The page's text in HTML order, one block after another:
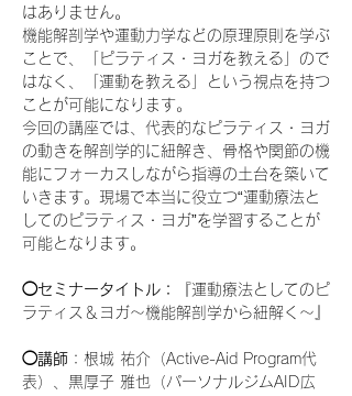
はありません。
機能解剖学や運動力学などの原理原則を学ぶ
ことで、「ピラティス・ヨガを教える」ので
はなく、「運動を教える」という視点を持つ
ことが可能になります。
今回の講座では、代表的なピラティス・ヨガ
の動きを解剖学的に紐解き、骨格や関節の機
能にフォーカスしながら指導の土台を築いて
いきます。現場で本当に役立つ“運動療法と
してのピラティス・ヨガ”を学習することが
可能となります。
◯セミナータイトル：
『運動療法としてのピ
ラティス＆ヨガ〜機能解剖学から紐解く〜』
◯講師 ：根城 祐介（Active-Aid Program代
表）、黒厚子 雅也（パーソナルジムAID広